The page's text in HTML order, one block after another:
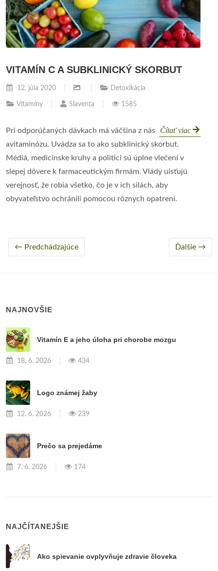
VITAMÍN C A SUBKLINICKÝ SKORBUT
12. júla 2020 Detoxikácia
Vitamíny Slaventa 1585
Čítať viac
Pri odporúčaných dávkach má väčšina z nás
avitaminózu. Uvádza sa to ako subklinický skorbut.
Médiá, medicínske kruhy a politici sú úplne vlečení v
slepej dôvere k farmaceutickým firmám. Vlády uisťujú
verejnosť, že robia všetko, čo je v ich silách, aby
obyvateľstvo ochránili pomocou rôznych opatrení.
← Predchádzajúce Ďalšie →
NAJNOVŠIE
Vitamín E a jeho úloha pri chorobe mozgu
18. 6. 2026 434
Logo známej žaby
12. 6. 2026 239
Prečo sa prejedáme
7. 6. 2026 174
NAJČÍTANEJŠIE
Ako spievanie ovplyvňuje zdravie človeka